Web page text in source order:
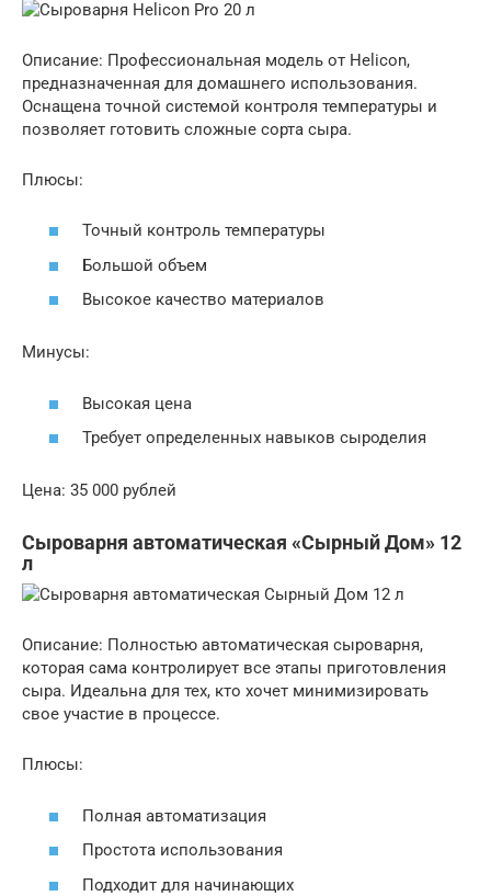
Описание: Профессиональная модель от Helicon,
предназначенная для домашнего использования.
Оснащена точной системой контроля температуры и
позволяет готовить сложные сорта сыра.
Плюсы:
Точный контроль температуры
Большой объем
Высокое качество материалов
Минусы:
Высокая цена
Требует определенных навыков сыроделия
Цена: 35 000 рублей
Сыроварня автоматическая «Сырный Дом» 12
л
Описание: Полностью автоматическая сыроварня,
которая сама контролирует все этапы приготовления
сыра. Идеальна для тех, кто хочет минимизировать
свое участие в процессе.
Плюсы:
Полная автоматизация
Простота использования
Подходит для начинающих